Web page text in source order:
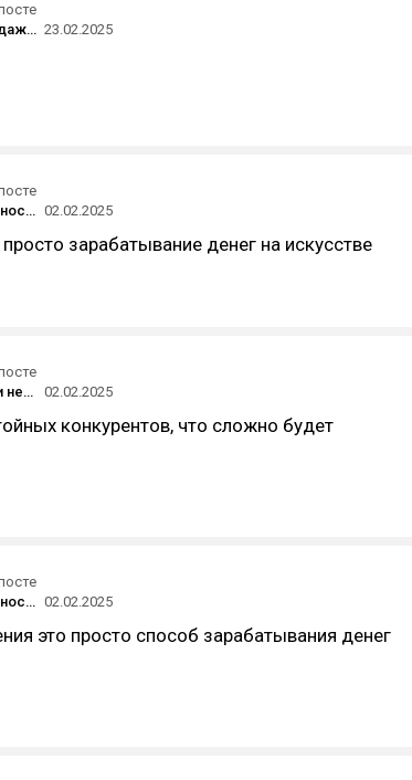
❌ ТОП-5 мифов про продажи на Авито, из-за которых ты теряешь деньги 💸 23.02.2025
Сломать рамки обыденности, или как Рене Магритт превратился в эффектные ювелирные украшения 02.02.2025
зарабатывание денег на искусстве
Кофейня: открывать или нет? 5 трендов в кофейном бизнесе на 2025 год.
02.02.2025
конкурентов, что сложно будет
Сломать рамки обыденности, или как Рене Магритт превратился в эффектные ювелирные украшения 02.02.2025
это просто способ зарабатывания денег